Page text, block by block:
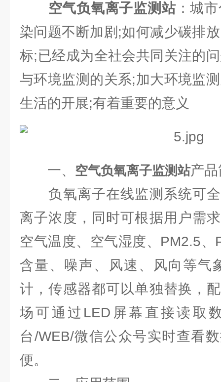
空气负氧离子监测站：城
染问题不断加剧;如何减少碳排
标;已经成为全社会共同关注的
与环境监测的关系;加大环境监
生活的开展;有着重要的意义
一、 空气负氧离子监测站产
负氧离子在线监测系统可全
离子浓度，同时可根据用户需
空气温度、空气湿度、PM2.5
含量、噪声、风速、风向等气
计，传感器都可以单独替换，
场可通过LED屏幕直接读取
台/WEB/微信公众号实时查看
便。